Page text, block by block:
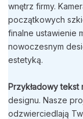
wnętrz firmy.
początkowych
finalne ustawienie
nowoczesnym
estetyką.
Przykładowy tekst
designu. Nasze
odzwierciedlają